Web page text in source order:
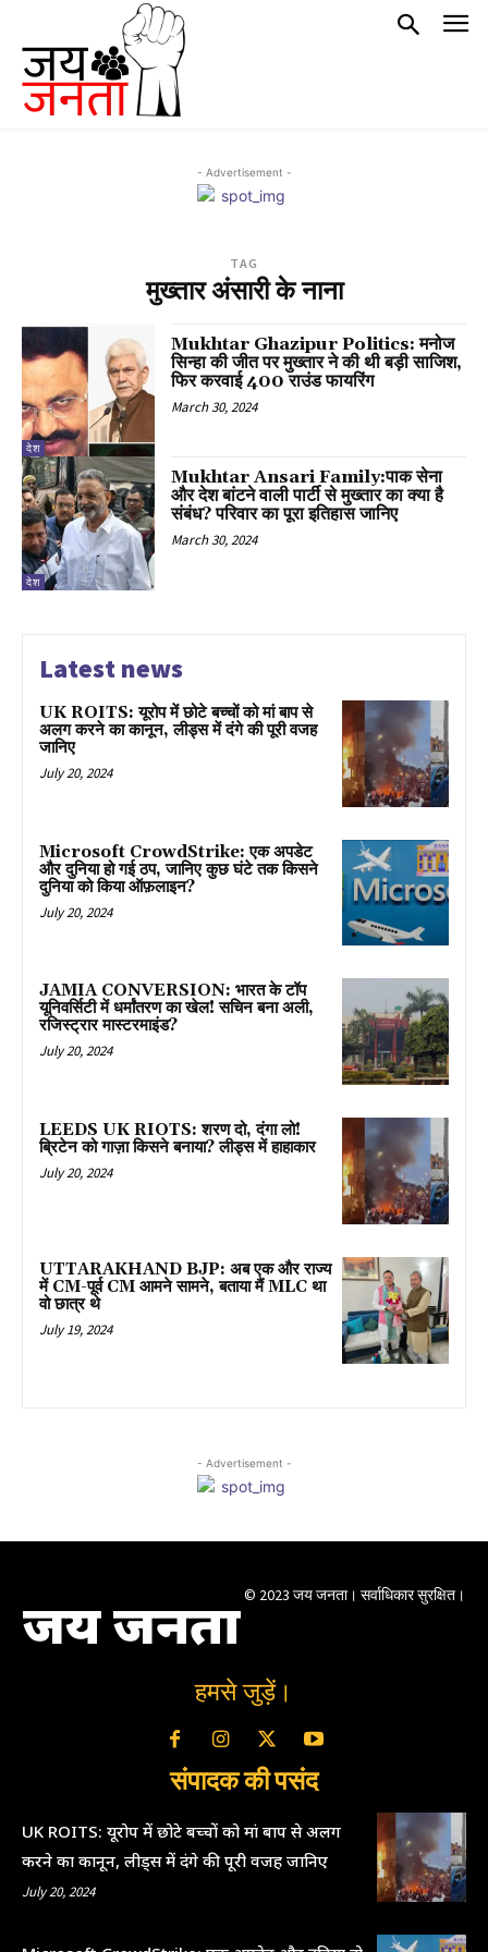
- Advertisement -
TAG
मुख्तार अंसारी के नाना
देश
Mukhtar Ghazipur Politics: मनोज
सिन्हा की जीत पर मुख्तार ने की थी बड़ी साजिश,
फिर करवाई 400 राउंड फायरिंग
March 30, 2024
देश
Mukhtar Ansari Family:पाक सेना
और देश बांटने वाली पार्टी से मुख्तार का क्या है
संबंध? परिवार का पूरा इतिहास जानिए
March 30, 2024
Latest news
UK ROITS: यूरोप में छोटे बच्चों को मां बाप से
अलग करने का कानून, लीड्स में दंगे की पूरी वजह
जानिए
July 20, 2024
Microsoft CrowdStrike: एक अपडेट
और दुनिया हो गई ठप, जानिए कुछ घंटे तक किसने
दुनिया को किया ऑफ़लाइन?
July 20, 2024
JAMIA CONVERSION: भारत के टॉप
यूनिवर्सिटी में धर्मांतरण का खेल! सचिन बना अली,
रजिस्ट्रार मास्टरमाइंड?
July 20, 2024
LEEDS UK RIOTS: शरण दो, दंगा लो!
ब्रिटेन को गाज़ा किसने बनाया? लीड्स में हाहाकार
July 20, 2024
UTTARAKHAND BJP: अब एक और राज्य
में CM-पूर्व CM आमने सामने, बताया मैं MLC था
वो छात्र थे
July 19, 2024
- Advertisement -
जय जनता © 2023 जय जनता। सर्वाधिकार सुरक्षित।
हमसे जुड़ें।
संपादक की पसंद
UK ROITS: यूरोप में छोटे बच्चों को मां बाप से अलग
करने का कानून, लीड्स में दंगे की पूरी वजह जानिए
July 20, 2024